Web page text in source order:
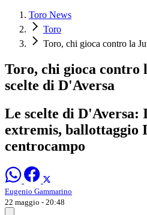
Toro News
Toro
Toro, chi gioca contro la
Toro, chi gioca contro
scelte di D'Aversa
Le scelte di D'Aversa:
extremis, ballottaggio
centrocampo
Eugenio Gammarino
22 maggio - 20:48